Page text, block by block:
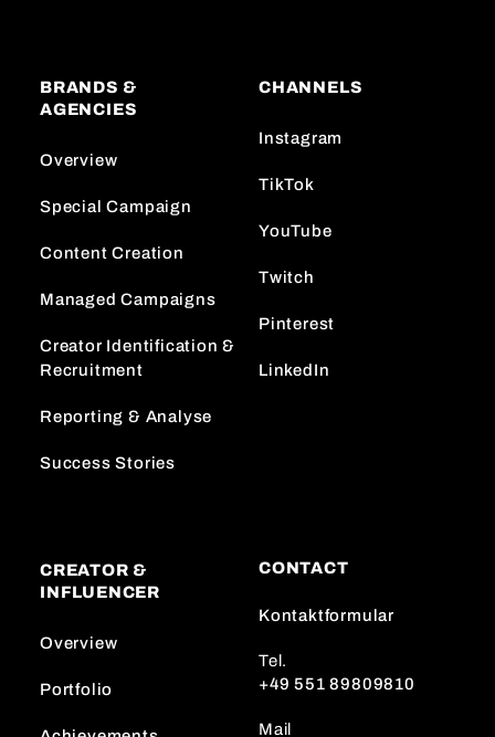
BRANDS &
AGENCIES
Overview
Special Campaign
Content Creation
Managed Campaigns
Creator Identification &
Recruitment
Reporting & Analyse
Success Stories
CHANNELS
Instagram
TikTok
YouTube
Twitch
Pinterest
LinkedIn
CREATOR &
INFLUENCER
Overview
Portfolio
CONTACT
Kontaktformular
Tel.
+49 551 89809810
Mail